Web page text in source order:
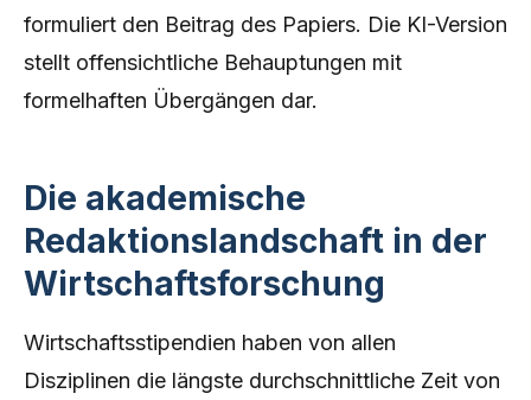
formuliert den Beitrag des Papiers. Die KI-Version
stellt offensichtliche Behauptungen mit
formelhaften Übergängen dar.
Die akademische
Redaktionslandschaft in der
Wirtschaftsforschung
Wirtschaftsstipendien haben von allen
Disziplinen die längste durchschnittliche Zeit von